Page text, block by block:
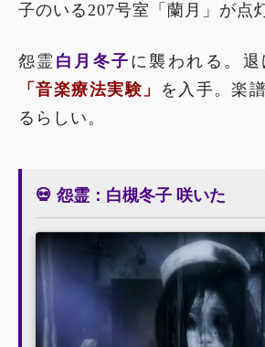
子のいる207号室「蘭月」が点
怨霊 白月冬子 に襲われる。
「音楽療法実験」
を入手。楽
るらしい。
💀 怨霊：白槻冬子 咲いた